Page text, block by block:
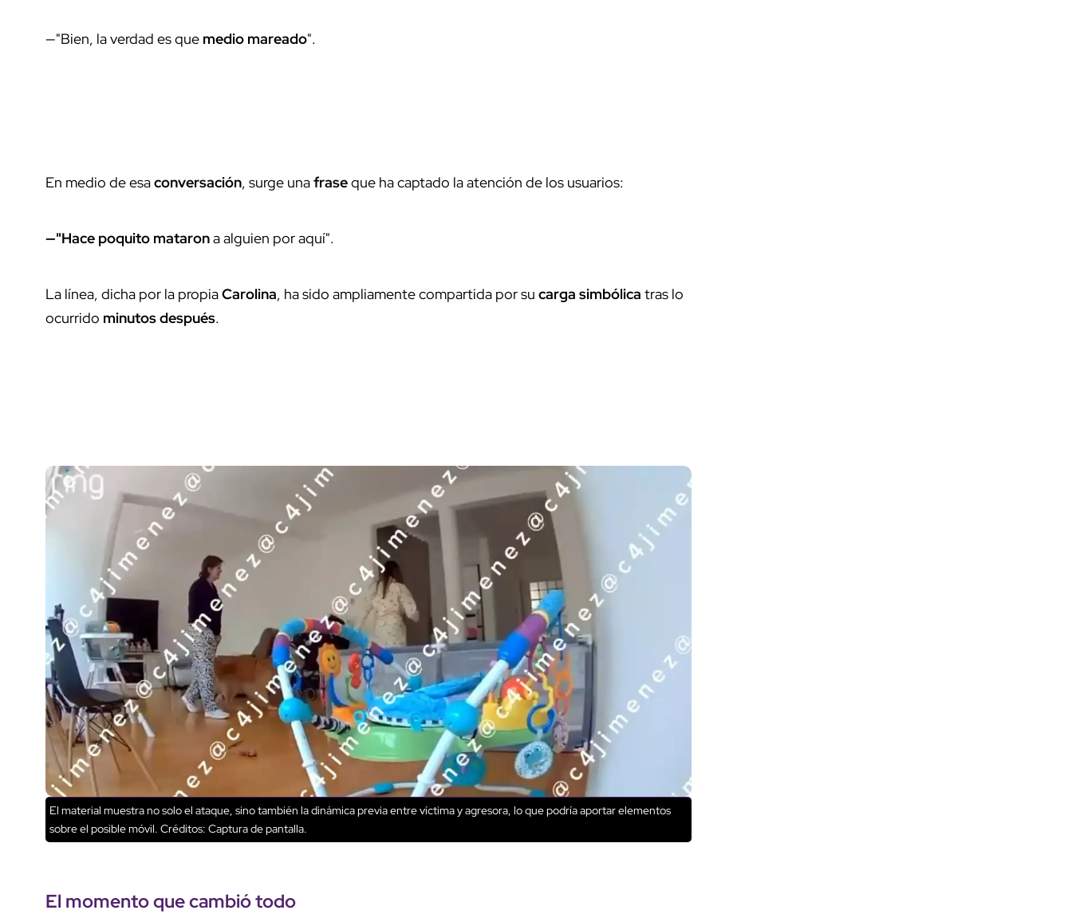
—"Bien, la verdad es que medio mareado".
En medio de esaconversación, surge unafraseque ha captado la atención de los usuarios:
—"Hace poquito matarona alguien por aquí".
La línea, dicha por la propiaCarolina, ha sido ampliamente compartida por su carga simbólica tras lo
ocurrido minutos después.
El material muestra no solo el ataque, sino también la dinámica previa entre víctima y agresora, lo que podría aportar elementos
sobre el posible móvil. Créditos: Captura de pantalla.
El momentoquecambió todo